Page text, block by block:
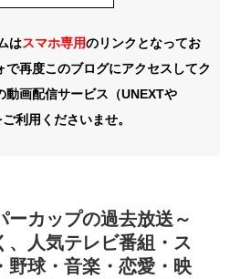
はスマホ専用のリンクとなってお
で再度このブログにアクセスしてク
動画配信サービス（UNEXTや
利用くださいませ。
ーカップの過去放送～
、人気テレビ番組・ス
野球・音楽・恋愛・映